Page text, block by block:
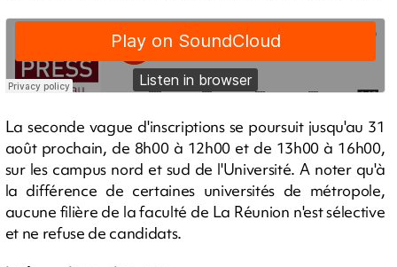
La seconde vague d'inscriptions se poursuit jusqu'au 31
août prochain, de 8h00 à 12h00 et de 13h00 à 16h00,
sur les campus nord et sud de l'Université. A noter qu'à
la différence de certaines universités de métropole,
aucune filière de la faculté de La Réunion n'est sélective
et ne refuse de candidats.